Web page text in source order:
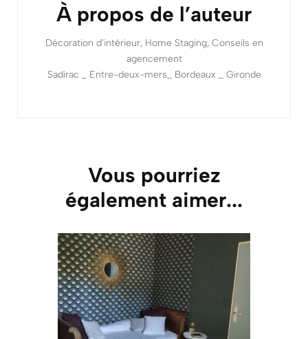
À propos de l’auteur
Décoration d'intérieur, Home Staging, Conseils en
agencement
Sadirac _ Entre-deux-mers_ Bordeaux _ Gironde
Vous pourriez
également aimer...